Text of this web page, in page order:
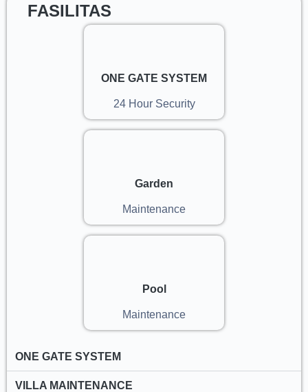
FASILITAS
ONE GATE SYSTEM
24 Hour Security
Garden
Maintenance
Pool
Maintenance
ONE GATE SYSTEM
VILLA MAINTENANCE